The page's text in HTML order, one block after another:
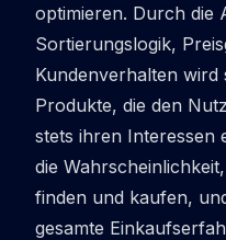
optimieren. Durch die
Sortierungslogik,
Kundenverhalten wird
Produkte, die den
stets ihren Interessen
die
finden und kaufen,
gesamte